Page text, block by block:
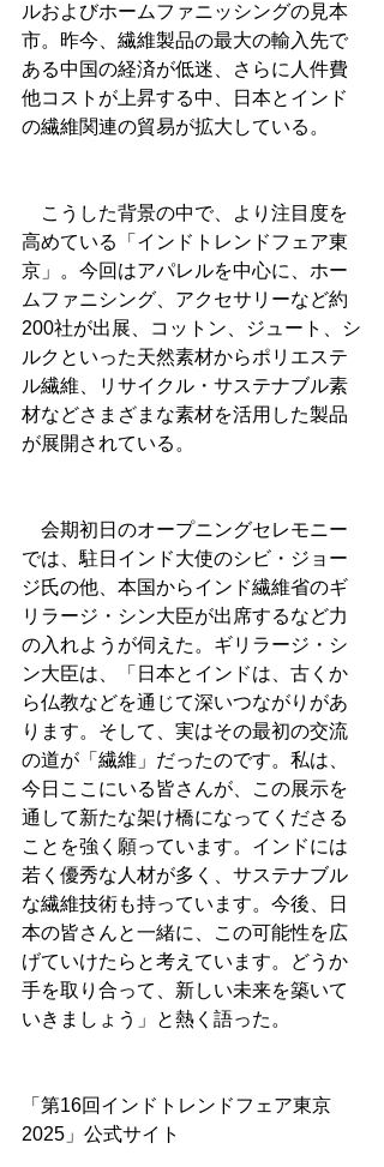
ルおよびホームファニッシングの見本
市。昨今、繊維製品の最大の輸入先で
ある中国の経済が低迷、さらに人件費
他コストが上昇する中、日本とインド
の繊維関連の貿易が拡大している。
こうした背景の中で、より注目度を
高めている「インドトレンドフェア東
京」。今回はアパレルを中心に、ホー
ムファニシング、アクセサリーなど約
200社が出展、コットン、ジュート、シ
ルクといった天然素材からポリエステ
ル繊維、リサイクル・サステナブル素
材などさまざまな素材を活用した製品
が展開されている。
会期初日のオープニングセレモニー
では、駐日インド大使のシビ・ジョー
ジ氏の他、本国からインド繊維省のギ
リラージ・シン大臣が出席するなど力
の入れようが伺えた。ギリラージ・シ
ン大臣は、「日本とインドは、古くか
ら仏教などを通じて深いつながりがあ
ります。そして、実はその最初の交流
の道が「繊維」だったのです。私は、
今日ここにいる皆さんが、この展示を
通して新たな架け橋になってくださる
ことを強く願っています。インドには
若く優秀な人材が多く、サステナブル
な繊維技術も持っています。今後、日
本の皆さんと一緒に、この可能性を広
げていけたらと考えています。どうか
手を取り合って、新しい未来を築いて
いきましょう」と熱く語った。
「第16回インドトレンドフェア東京
2025」公式サイト